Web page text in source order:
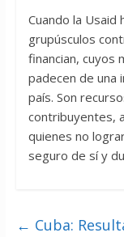
Cuando la Usaid
grupúsculos
financian, cuyos
padecen de una
país. Son
contribuyentes,
quienes no
seguro de sí y
← Cuba: